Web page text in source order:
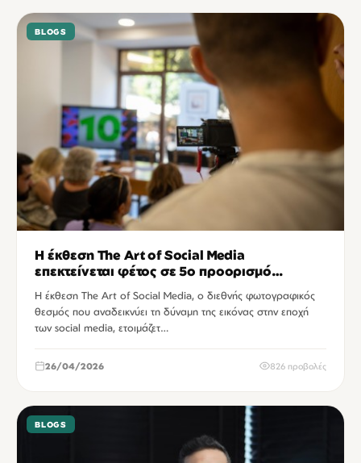
BLOGS
Η έκθεση The Art of Social Media
επεκτείνεται φέτος σε 5ο προορισμό
έκπληξη
Η έκθεση The Art of Social Media, ο διεθνής φωτογραφικός
θεσμός που αναδεικνύει τη δύναμη της εικόνας στην εποχή
των social media, ετοιμάζετ…
26/04/2026 826 προβολές
BLOGS